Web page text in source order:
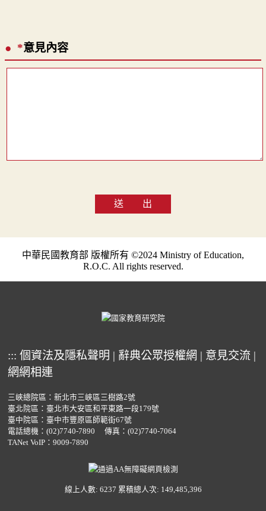
*意見內容
送 出
中華民國教育部 版權所有 ©2024 Ministry of Education,
R.O.C. All rights reserved.
::: 個資法及隱私聲明 | 辭典公眾授權網 | 意見交流 |
網網相連
三峽總院區：新北市三峽區三樹路2號
臺北院區：臺北市大安區和平東路一段179號
臺中院區：臺中市豐原區師範街67號
電話總機： (02)7740-7890
傳真：(02)7740-7064
TANet VoIP：9009-7890
線上人數: 6237 累積總人次: 149,485,396